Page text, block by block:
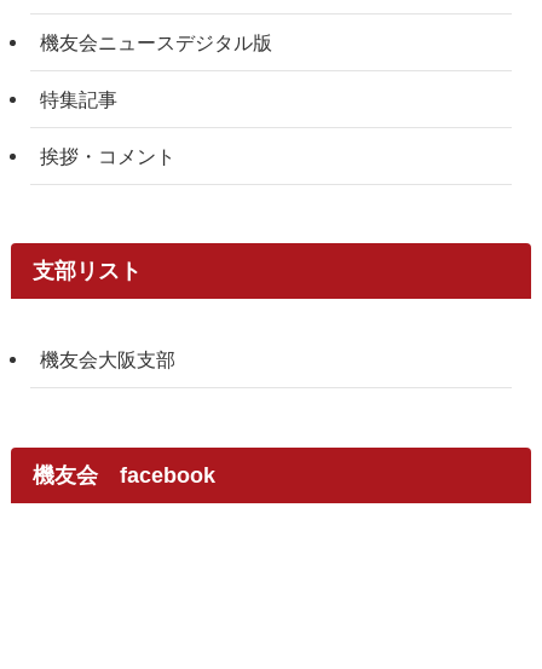
機友会ニュースデジタル版
特集記事
挨拶・コメント
支部リスト
機友会大阪支部
機友会 facebook